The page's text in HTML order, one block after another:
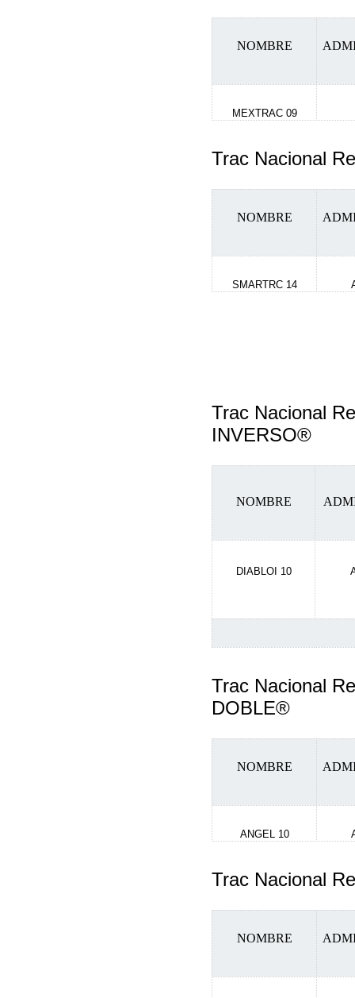
NOMBRE
MEXTRAC 09
Trac Nacional
NOMBRE
SMARTRC 14
Trac Nacional
INVERSO®
NOMBRE
DIABLOI 10
Trac Nacional
DOBLE®
NOMBRE
ANGEL 10
Trac Nacional
NOMBRE